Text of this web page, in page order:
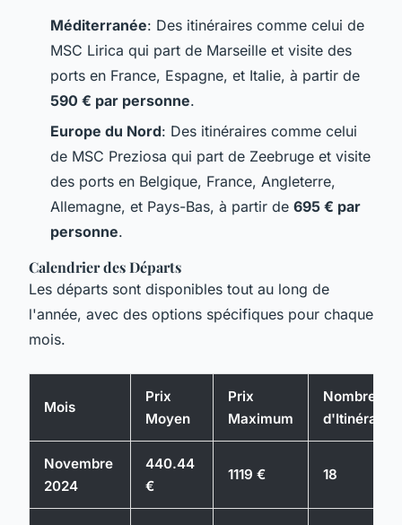
Méditerranée: Des itinéraires comme celui de
MSC Lirica qui part de Marseille et visite des
ports en France, Espagne, et Italie, à partir de
590 € par personne.
Europe du Nord: Des itinéraires comme celui
de MSC Preziosa qui part de Zeebruge et visite
des ports en Belgique, France, Angleterre,
Allemagne, et Pays-Bas, à partir de 695 € par
personne.
Calendrier des Départs
Les départs sont disponibles tout au long de
l'année, avec des options spécifiques pour chaque
mois.
Mois
Prix
Moyen
Prix
Maximum
Nombre
d'Itinéraires
Novembre
2024
440.44
€
1119 € 18